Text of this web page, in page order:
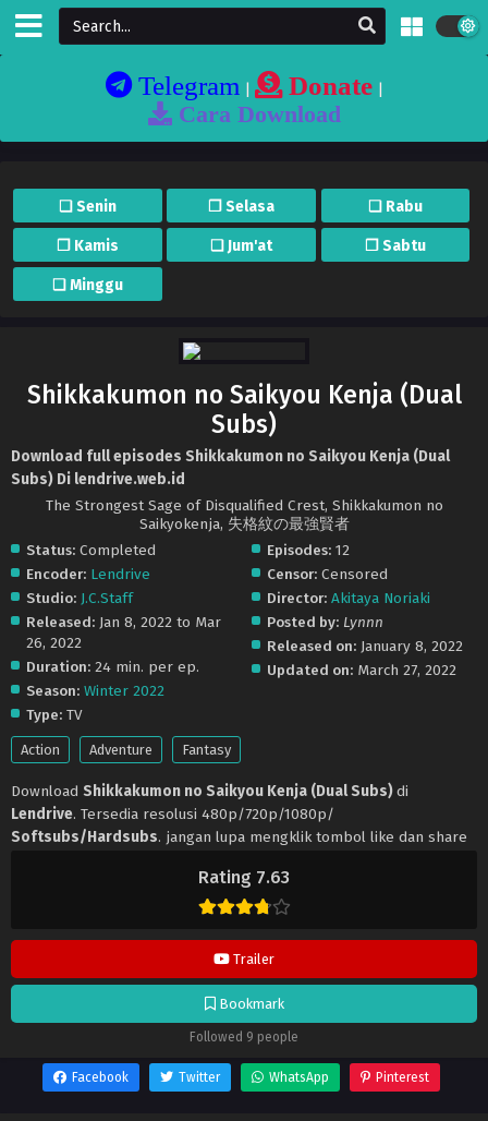
Telegram| Donate|
Cara Download
❏ Senin ❐ Selasa ❏ Rabu
❐ Kamis ❏ Jum'at ❐ Sabtu
❏ Minggu
Rating 7.63
Trailer
Bookmark
Followed 9 people
Shikkakumon no Saikyou Kenja (Dual
Subs)
Download full episodes Shikkakumon no Saikyou Kenja (Dual
Subs) Di lendrive.web.id
The Strongest Sage of Disqualified Crest, Shikkakumon no
Saikyokenja, 失格紋の最強賢者
Status: Completed
Encoder: Lendrive
Studio: J.C.Staff
Released: Jan 8, 2022 to Mar
26, 2022
Duration: 24 min. per ep.
Season: Winter 2022
Type: TV
Episodes: 12
Censor: Censored
Director: Akitaya Noriaki
Posted by: Lynnn
Released on: January 8, 2022
Updated on: March 27, 2022
Action Adventure Fantasy
Download Shikkakumon no Saikyou Kenja (Dual Subs)di
Lendrive. Tersedia resolusi 480p/720p/1080p/
Softsubs/Hardsubs. jangan lupa mengklik tombol like dan share
. Jangan lupa download update anime lainnya.
Facebook Twitter WhatsApp Pinterest